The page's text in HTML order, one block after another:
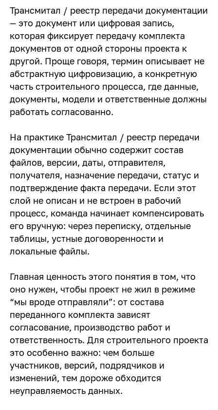
Трансмитал / реестр передачи документации
— это документ или цифровая запись,
которая фиксирует передачу комплекта
документов от одной стороны проекта к
другой. Проще говоря, термин описывает не
абстрактную цифровизацию, а конкретную
часть строительного процесса, где данные,
документы, модели и ответственные должны
работать согласованно.
На практике Трансмитал / реестр передачи
документации обычно содержит состав
файлов, версии, даты, отправителя,
получателя, назначение передачи, статус и
подтверждение факта передачи. Если этот
слой не описан и не встроен в рабочий
процесс, команда начинает компенсировать
его вручную: через переписку, отдельные
таблицы, устные договоренности и
локальные файлы.
Главная ценность этого понятия в том, что
оно нужен, чтобы проект не жил в режиме
“мы вроде отправляли”: от состава
переданного комплекта зависят
согласование, производство работ и
ответственность. Для строительного проекта
это особенно важно: чем больше
участников, версий, подрядчиков и
изменений, тем дороже обходится
неуправляемость данных.